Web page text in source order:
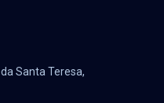
Santa Teresa,